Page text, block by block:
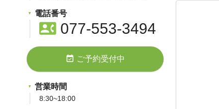
電話番号
contact_phone077-553-3494
event_available ご予約受付中
営業時間
8:30~18:00